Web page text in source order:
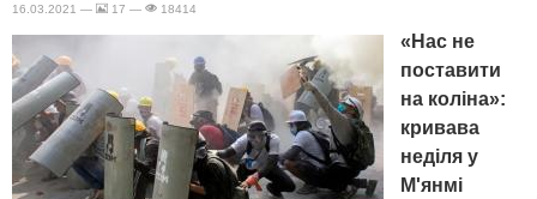
16.03.2021 — 17 — 18414
«Нас не
поставити
на коліна»:
кривава
неділя у
М'янмі